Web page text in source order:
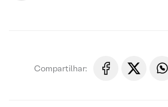
Compartilhar: